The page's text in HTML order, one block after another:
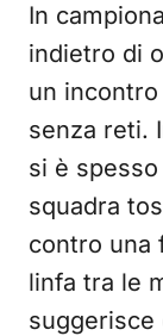
In
indietro di
un incontro
senza reti.
si è
squadra
contro una
linfa tra le
suggerisce